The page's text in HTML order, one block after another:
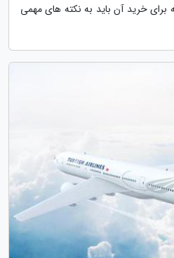
برای خرید آن باید به نکته های مهمی